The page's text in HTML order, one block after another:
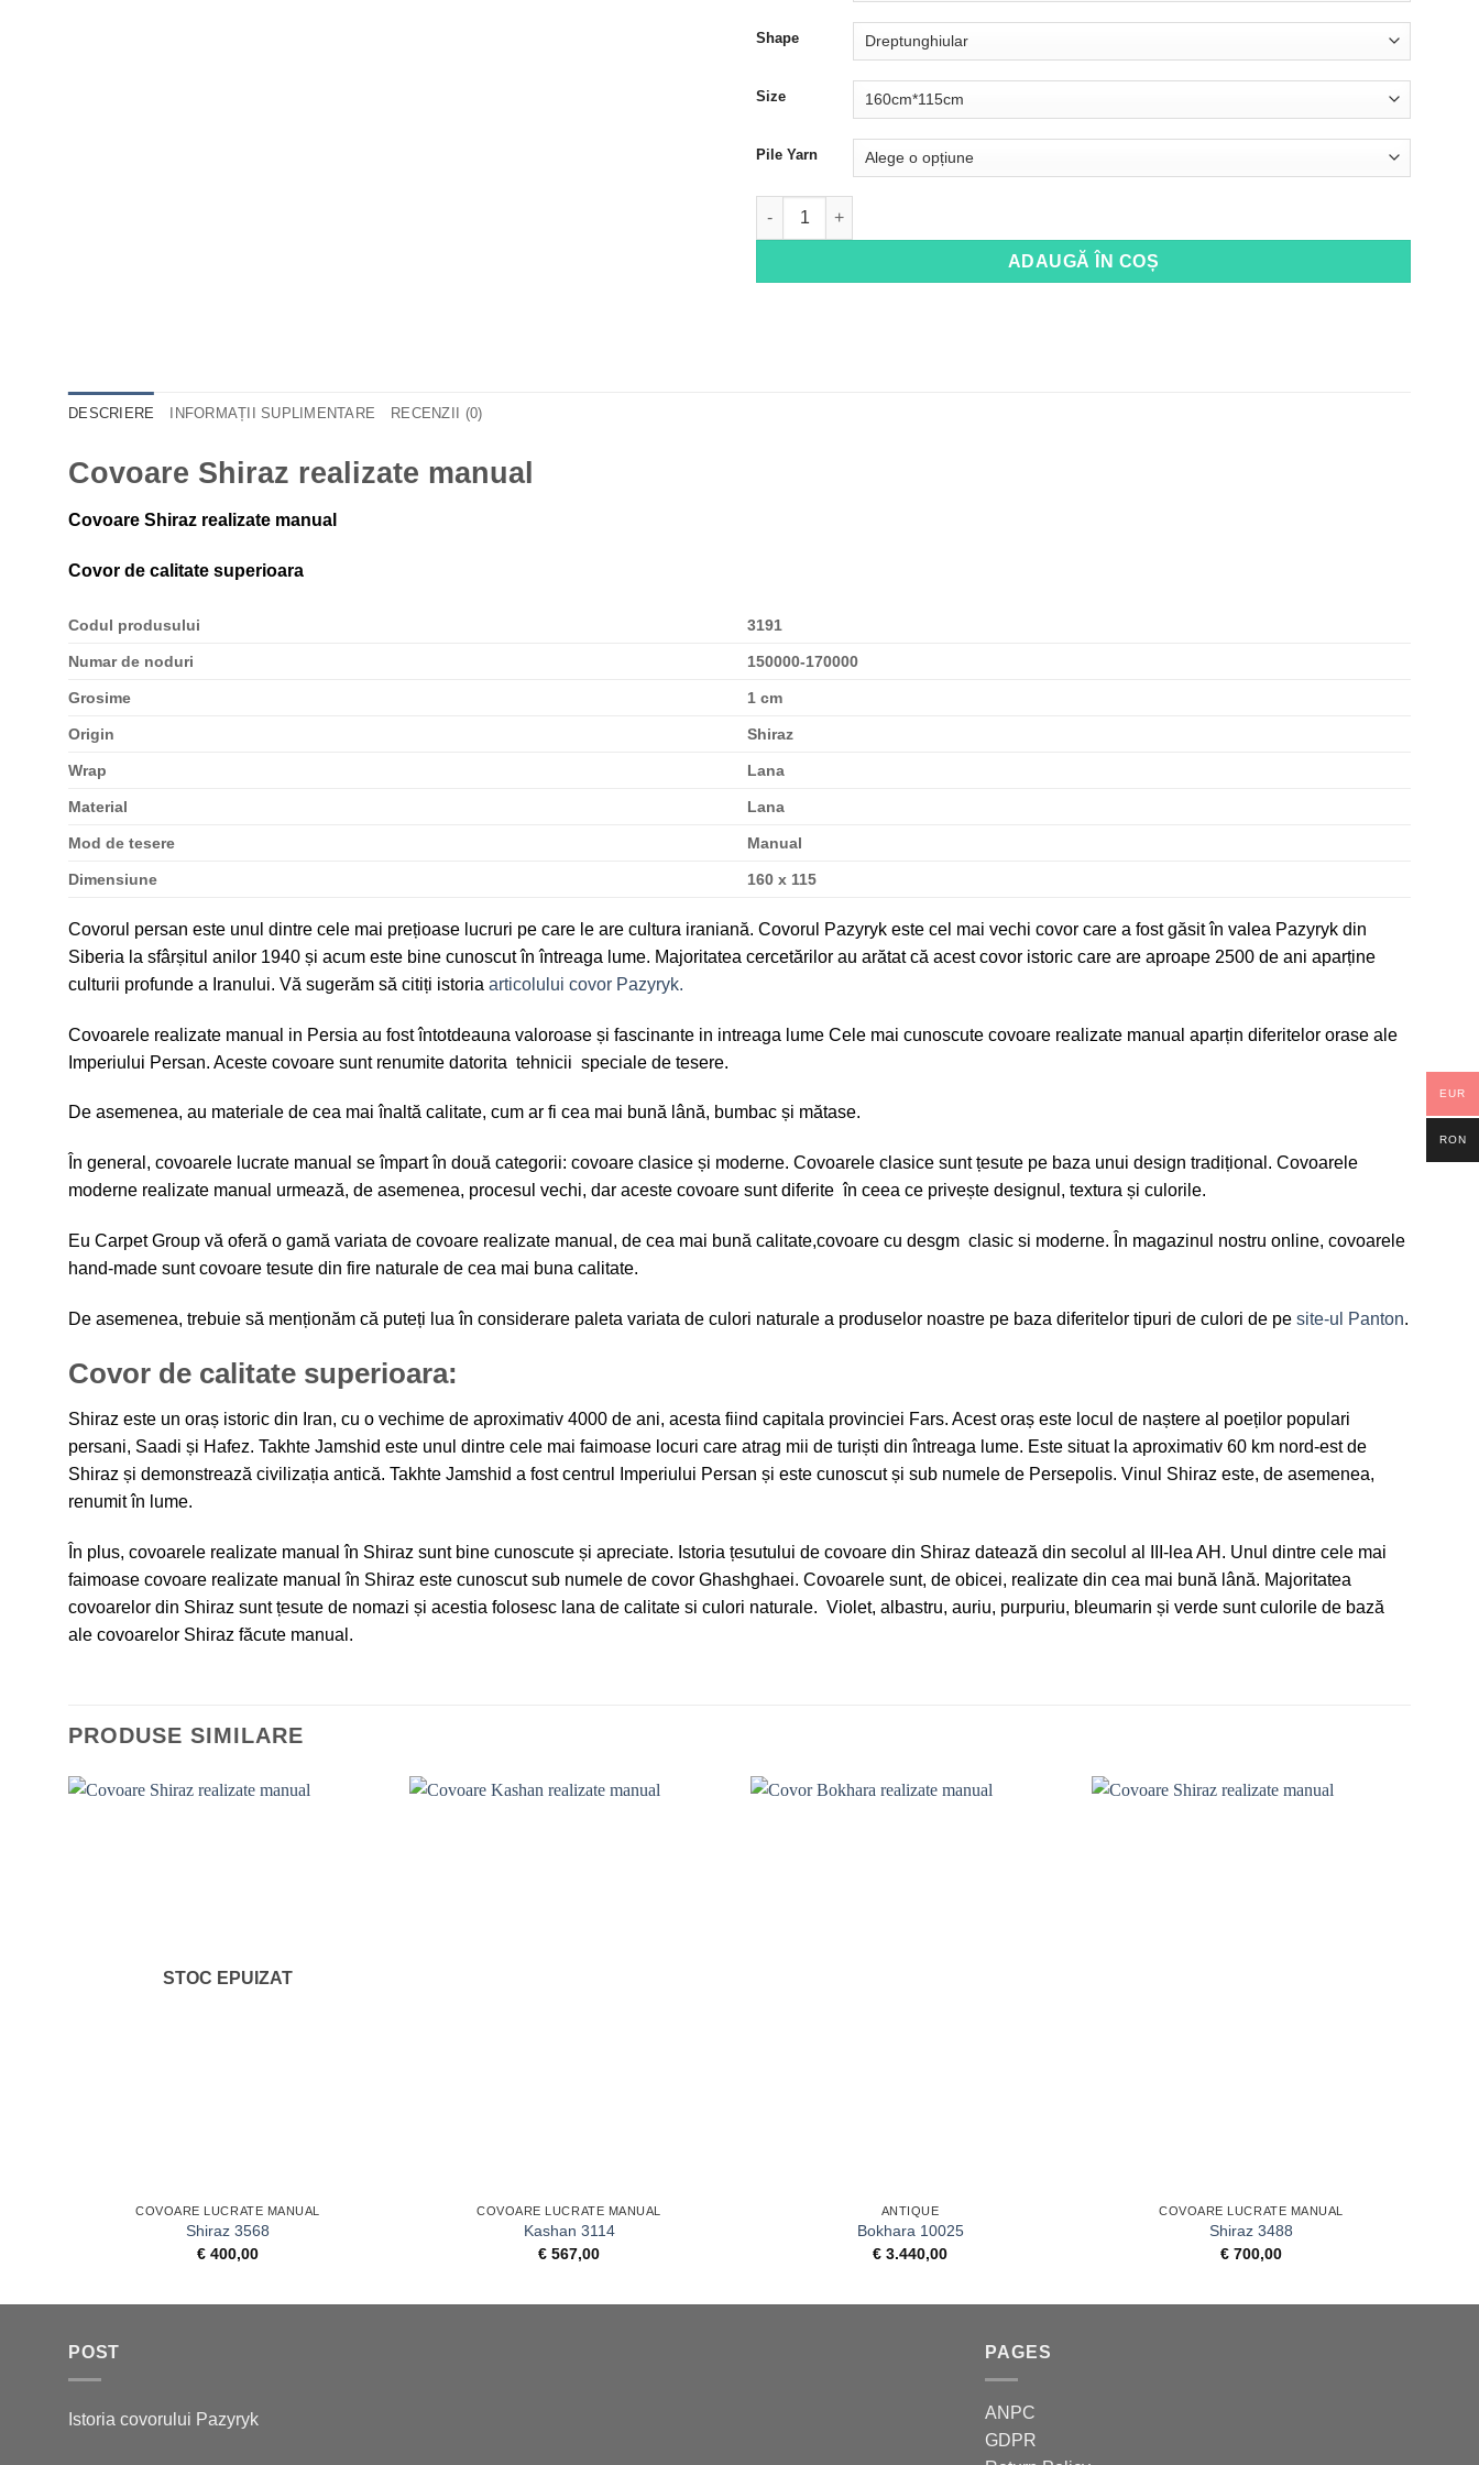
Shape
Size
Pile Yarn
Cantitate Shiraz 3191
ADAUGĂ ÎN COȘ
DESCRIERE INFORMAȚII SUPLIMENTARE RECENZII (0)
Covoare Shiraz realizate manual
Covoare Shiraz realizate manual
Covor de calitate superioara
Codul produsului 3191
Numar de noduri 150000-170000
Grosime 1 cm
Origin Shiraz
Wrap Lana
Material Lana
Mod de tesere Manual
Dimensiune 160 x 115
Covorul persan este unul dintre cele mai prețioase lucruri pe care le are cultura iraniană. Covorul Pazyryk este cel mai vechi covor care a fost găsit în valea Pazyryk din
Siberia la sfârșitul anilor 1940 și acum este bine cunoscut în întreaga lume. Majoritatea cercetărilor au arătat că acest covor istoric care are aproape 2500 de ani aparține
culturii profunde a Iranului. Vă sugerăm să citiți istoria articolului covor Pazyryk.
Covoarele realizate manual in Persia au fost întotdeauna valoroase și fascinante in intreaga lume Cele mai cunoscute covoare realizate manual aparțin diferitelor orase ale
Imperiului Persan. Aceste covoare sunt renumite datorita tehnicii speciale de tesere.
De asemenea, au materiale de cea mai înaltă calitate, cum ar fi cea mai bună lână, bumbac și mătase.
În general, covoarele lucrate manual se împart în două categorii: covoare clasice și moderne. Covoarele clasice sunt țesute pe baza unui design tradițional. Covoarele
moderne realizate manual urmează, de asemenea, procesul vechi, dar aceste covoare sunt diferite în ceea ce privește designul, textura și culorile.
Eu Carpet Group vă oferă o gamă variata de covoare realizate manual, de cea mai bună calitate,covoare cu desgm clasic si moderne. În magazinul nostru online, covoarele
hand-made sunt covoare tesute din fire naturale de cea mai buna calitate.
De asemenea, trebuie să menționăm că puteți lua în considerare paleta variata de culori naturale a produselor noastre pe baza diferitelor tipuri de culori de pe site-ul Panton.
Covor de calitate superioara:
Shiraz este un oraș istoric din Iran, cu o vechime de aproximativ 4000 de ani, acesta fiind capitala provinciei Fars. Acest oraș este locul de naștere al poeților populari
persani, Saadi și Hafez. Takhte Jamshid este unul dintre cele mai faimoase locuri care atrag mii de turiști din întreaga lume. Este situat la aproximativ 60 km nord-est de
Shiraz și demonstrează civilizația antică. Takhte Jamshid a fost centrul Imperiului Persan și este cunoscut și sub numele de Persepolis. Vinul Shiraz este, de asemenea,
renumit în lume.
În plus, covoarele realizate manual în Shiraz sunt bine cunoscute și apreciate. Istoria țesutului de covoare din Shiraz datează din secolul al III-lea AH. Unul dintre cele mai
faimoase covoare realizate manual în Shiraz este cunoscut sub numele de covor Ghashghaei. Covoarele sunt, de obicei, realizate din cea mai bună lână. Majoritatea
covoarelor din Shiraz sunt țesute de nomazi și acestia folosesc lana de calitate si culori naturale. Violet, albastru, auriu, purpuriu, bleumarin și verde sunt culorile de bază
ale covoarelor Shiraz făcute manual.
PRODUSE SIMILARE
STOC EPUIZAT
COVOARE LUCRATE MANUAL
Shiraz 3568
€ 400,00
COVOARE LUCRATE MANUAL
Kashan 3114
€ 567,00
ANTIQUE
Bokhara 10025
€ 3.440,00
COVOARE LUCRATE MANUAL
Shiraz 3488
€ 700,00
POST
Istoria covorului Pazyryk
PAGES
ANPC
GDPR
EUR
RON